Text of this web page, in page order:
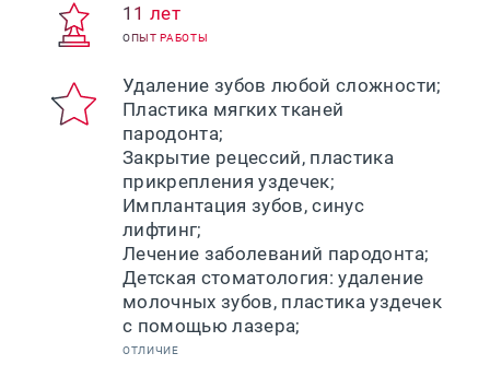
11 лет
ОПЫТ РАБОТЫ
Удаление зубов любой сложности;
Пластика мягких тканей
пародонта;
Закрытие рецессий, пластика
прикрепления уздечек;
Имплантация зубов, синус
лифтинг;
Лечение заболеваний пародонта;
Детская стоматология: удаление
молочных зубов, пластика уздечек
ОТЛИЧИЕ